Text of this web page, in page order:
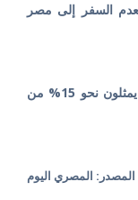
السفر إلى مصر
يذكر أن السائحين الأوكران القادمين للغردقة يمثلون نحو 15% من
المصدر: المصري اليوم